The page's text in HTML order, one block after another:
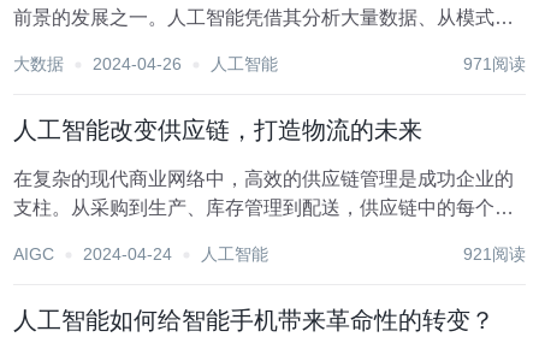
前景的发展之一。人工智能凭借其分析大量数据、从模式中
金融到交通和娱乐等众多行业。然而，在取得显著进步的同
大数据 2024-04-26 人工智能 971阅读
人工智能改变供应链，打造物流的未来
在复杂的现代商业网络中，高效的供应链管理是成功企业的
支柱。从采购到生产、库存管理到配送，供应链中的每个环
智能(AI 是重塑物流和供应链管理格局的变革力量。 人工智
AIGC 2024-04-24 人工智能 921阅读
人工智能如何给智能手机带来革命性的转变？